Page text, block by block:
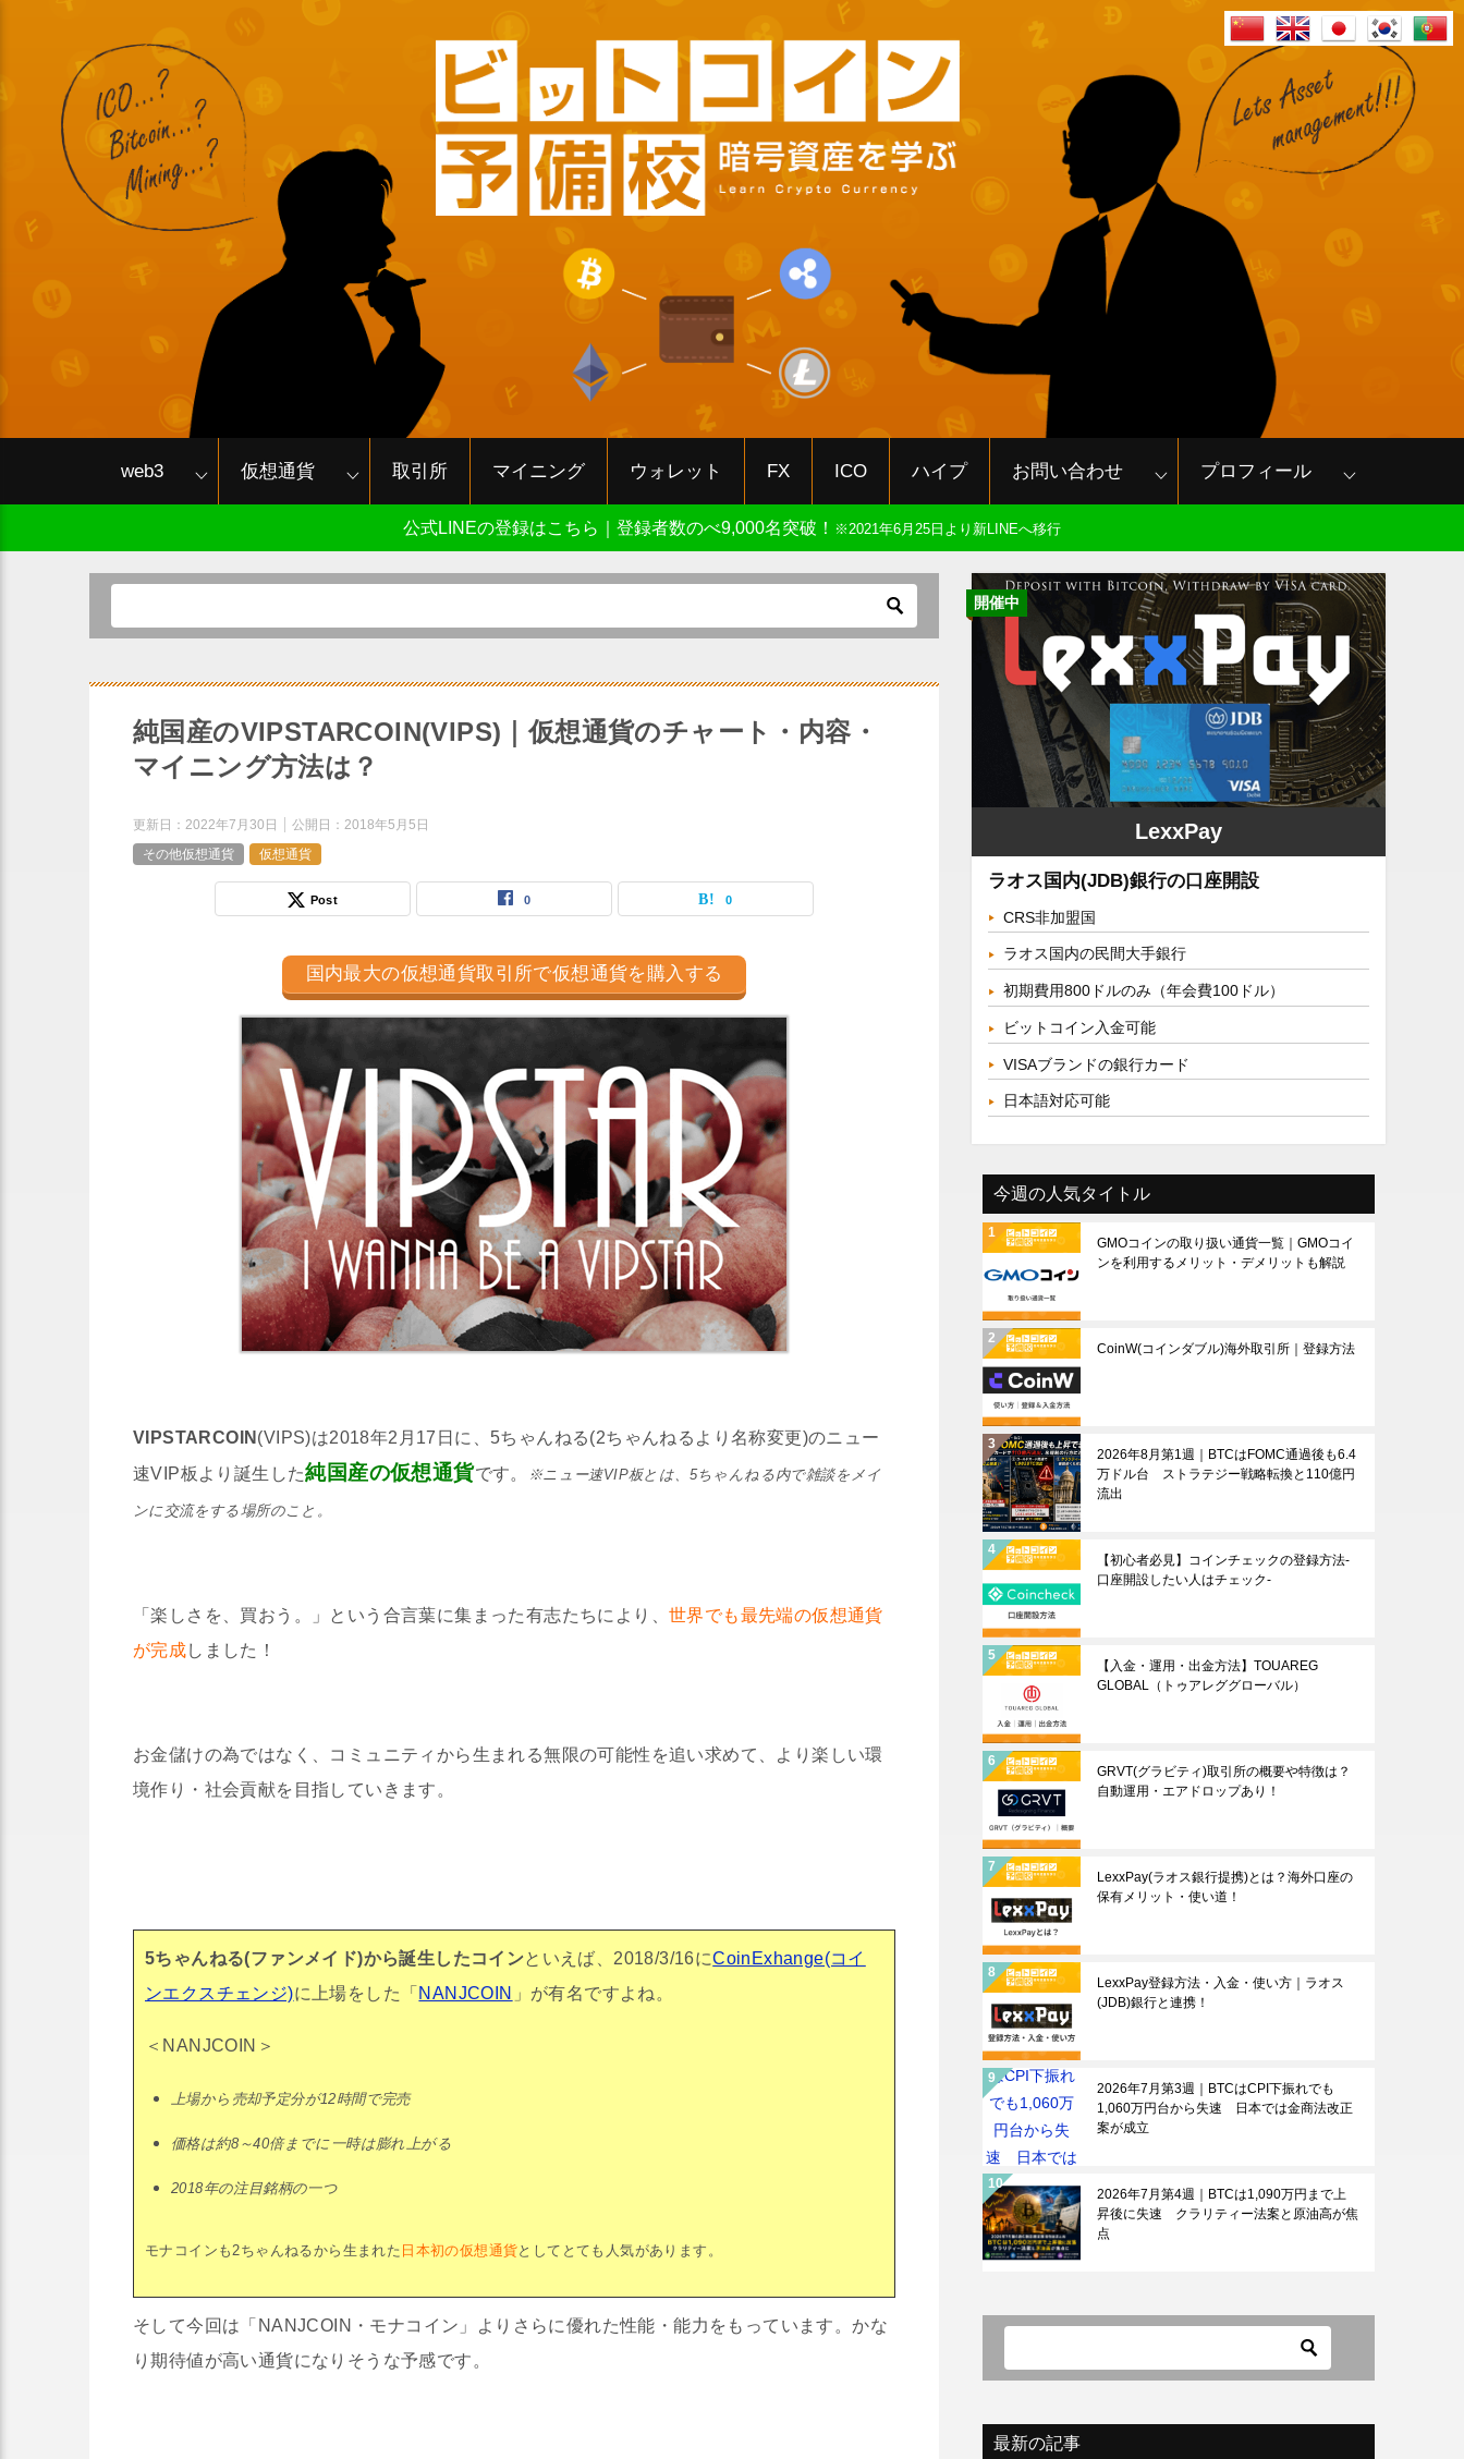
web3 仮想通貨 取引所 マイニング ウォレット FX ICO ハイプ お問い合わせ プロフィール
公式LINEの登録はこちら｜登録者数のべ9,000名突破！ ※2021年6月25日より新LINEへ移行
純国産のVIPSTARCOIN(VIPS)｜仮想通貨のチャート・内容・
マイニング方法は？
更新日： 2022年7月30日 公開日： 2018年5月5日
その他仮想通貨
仮想通貨
Post 0 0
国内最大の仮想通貨取引所で仮想通貨を購入する
VIPSTARCOIN (VIPS)は2018年2月17日に、5ちゃんねる(2ちゃんねるより名称変更)のニュー
速VIP板より誕生した純国産の仮想通貨です。 ※ニュー速VIP板とは、5ちゃんねる内で雑談をメイ
ンに交流をする場所のこと。
「楽しさを、買おう。」という合言葉に集まった有志たちにより、 世界でも最先端の仮想通貨
が完成しました！
お金儲けの為ではなく、コミュニティから生まれる無限の可能性を追い求めて、より楽しい環
境作り・社会貢献を目指していきます。
5ちゃんねる(ファンメイド)から誕生したコインといえば、2018/3/16にCoinExhange(コイ
ンエクスチェンジ)に上場をした「 NANJCOIN 」が有名ですよね。
＜NANJCOIN＞
上場から売却予定分が12時間で完売
価格は約8～40倍までに一時は膨れ上がる
2018年の注目銘柄の一つ
モナコインも2ちゃんねるから生まれた 日本初の仮想通貨としてとても人気があります。
そして今回は「NANJCOIN・モナコイン」よりさらに優れた性能・能力をもっています。かな
り期待値が高い通貨になりそうな予感です。
開催中
LexxPay
ラオス国内(JDB)銀行の口座開設
CRS非加盟国
ラオス国内の民間大手銀行
初期費用800ドルのみ（年会費100ドル）
ビットコイン入金可能
VISAブランドの銀行カード
日本語対応可能
今週の人気タイトル
GMOコインの取り扱い通貨一覧｜GMOコイ
ンを利用するメリット・デメリットも解説
CoinW(コインダブル)海外取引所｜登録方法
2026年8月第1週｜BTCはFOMC通過後も6.4
万ドル台 ストラテジー戦略転換と110億円
流出
【初心者必見】コインチェックの登録方法-
口座開設したい人はチェック-
【入金・運用・出金方法】TOUAREG
GLOBAL（トゥアレググローバル）
GRVT(グラビティ)取引所の概要や特徴は？
自動運用・エアドロップあり！
LexxPay(ラオス銀行提携)とは？海外口座の
保有メリット・使い道！
LexxPay登録方法・入金・使い方｜ラオス
(JDB)銀行と連携！
2026年7月第3週｜BTCはCPI下振れでも
1,060万円台から失速 日本では金商法改正
案が成立
2026年7月第4週｜BTCは1,090万円まで上
昇後に失速 クラリティー法案と原油高が焦
点
最新の記事